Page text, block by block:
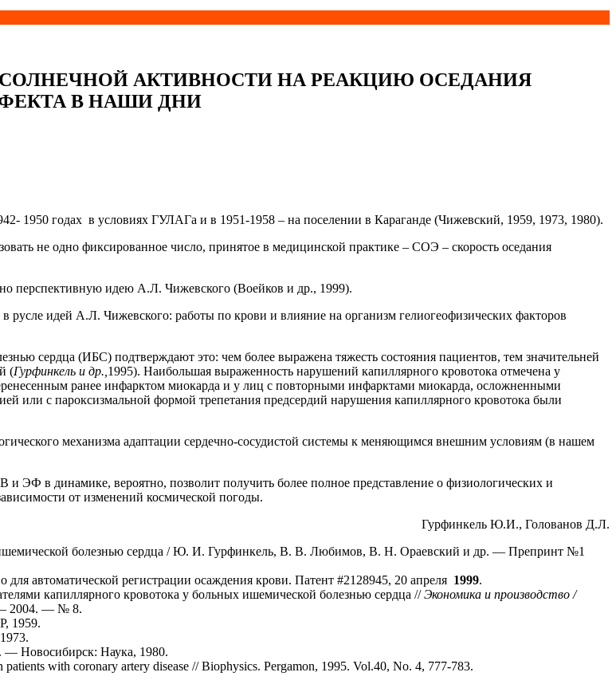
АКТИВНОСТИ НА РЕАКЦИЮ ОСЕДАНИЯ
В НАШИ ДНИ
1950 годах в условиях ГУЛАГа и в 1951-1958 – на поселении в Караганде (Чижевский, 1959, 1973, 1980).
не одно фиксированное число, принятое в медицинской практике – СОЭ – скорость оседания
перспективную идею А.Л. Чижевского (Воейков и др., 1999).
русле идей А.Л. Чижевского: работы по крови и влияние на организм гелиогеофизических факторов
сердца (ИБС) подтверждают это: чем более выражена тяжесть состояния пациентов, тем значительней
(Гурфинкель и др., 1995). Наибольшая выраженность нарушений капиллярного кровотока отмечена у
ранее инфарктом миокарда и у лиц с повторными инфарктами миокарда, осложненными
или с пароксизмальной формой трепетания предсердий нарушения капиллярного кровотока были
механизма адаптации сердечно-сосудистой системы к меняющимся внешним условиям (в нашем
в динамике, вероятно, позволит получить более полное представление о физиологических и
от изменений космической погоды.
Гурфинкель Ю.И., Голованов Д.Л.
болезнью сердца / Ю. И. Гурфинкель, В. В. Любимов, В. Н. Ораевский и др. — Препринт №1
регистрации осаждения крови. Патент #2128945, 20 апреля 1999.
капиллярного кровотока у больных ишемической болезнью сердца //Экономика и производство /
2004. — № 8.
1959.
— Новосибирск: Наука, 1980.
with coronary artery disease // Biophysics. Pergamon, 1995. Vol.40, No. 4, 777-783.